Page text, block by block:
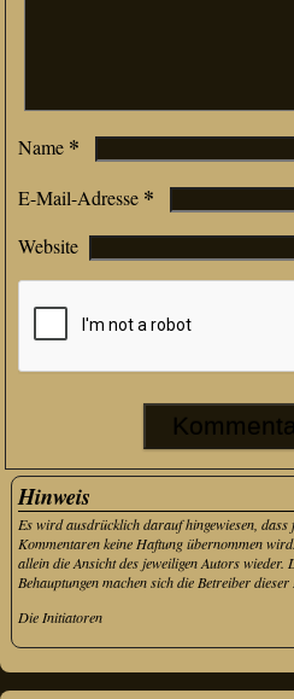
Name *
E-Mail-Adresse *
Website
Hinweis
Es wird ausdrücklich darauf hingewiesen,
Kommentaren keine Haftung übernommen
allein die Ansicht des jeweiligen Autors wieder.
Behauptungen machen sich die Betreiber
Die Initiatoren